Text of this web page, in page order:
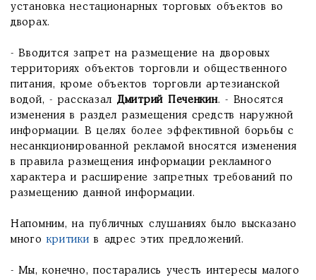
установка нестационарных торговых объектов во
дворах.
- Вводится запрет на размещение на дворовых
территориях объектов торговли и общественного
питания, кроме объектов торговли артезианской
водой, - рассказал Дмитрий Печенкин. - Вносятся
изменения в раздел размещения средств наружной
информации. В целях более эффективной борьбы с
несанкционированной рекламой вносятся изменения
в правила размещения информации рекламного
характера и расширение запретных требований по
размещению данной информации.
Напомним, на публичных слушаниях было высказано
многокритикив адрес этих предложений.
- Мы, конечно, постарались учесть интересы малого